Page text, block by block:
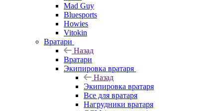
Mad Guy
Bluesports
Howies
Vitokin
Вратари
Назад
Вратари
Экипировка вратаря
Назад
Экипировка вратаря
Все для вратаря
Нагрудники вратаря